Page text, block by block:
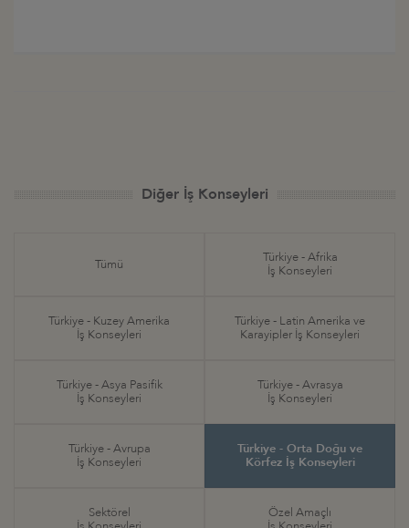
Diğer İş Konseyleri
Tümü
Türkiye - Afrika
İş Konseyleri
Türkiye - Kuzey Amerika
İş Konseyleri
Türkiye - Latin Amerika ve
Karayipler İş Konseyleri
Türkiye - Asya Pasifik
İş Konseyleri
Türkiye - Avrasya
İş Konseyleri
Türkiye - Avrupa
İş Konseyleri
Türkiye - Orta Doğu ve
Körfez İş Konseyleri
Sektörel
Özel Amaçlı